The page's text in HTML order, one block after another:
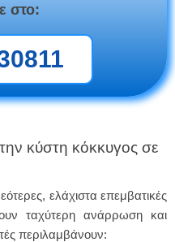
στο:
την κύστη κόκκυγος σε
ελάχιστα επεμβατικές
ταχύτερη ανάρρωση και
περιλαμβάνουν: